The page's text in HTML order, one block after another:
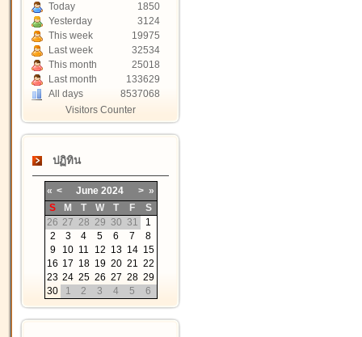
Today
1850
Yesterday
3124
This week
19975
Last week
32534
This month
25018
Last month
133629
All days
8537068
Visitors Counter
ปฏิทิน
« < June 2024 > »
S
M T W T F
S
26 27 28 29 30 31
1
2
3 4 5 6 7
8
9
10 11 12 13 14 15
16 17 18 19 20 21 22
23 24 25 26 27 28 29
30
1 2 3 4 5 6